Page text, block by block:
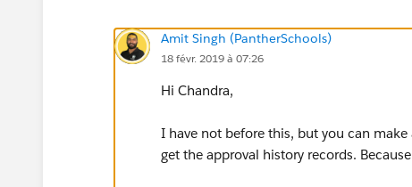
Amit Singh (PantherSchools)
18 févr. 2019 à 07:26
Hi Chandra,
I have not before this, but you can
get the approval history records.